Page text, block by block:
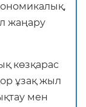
жаңару
көзқарас
ұзақ жыл
мен